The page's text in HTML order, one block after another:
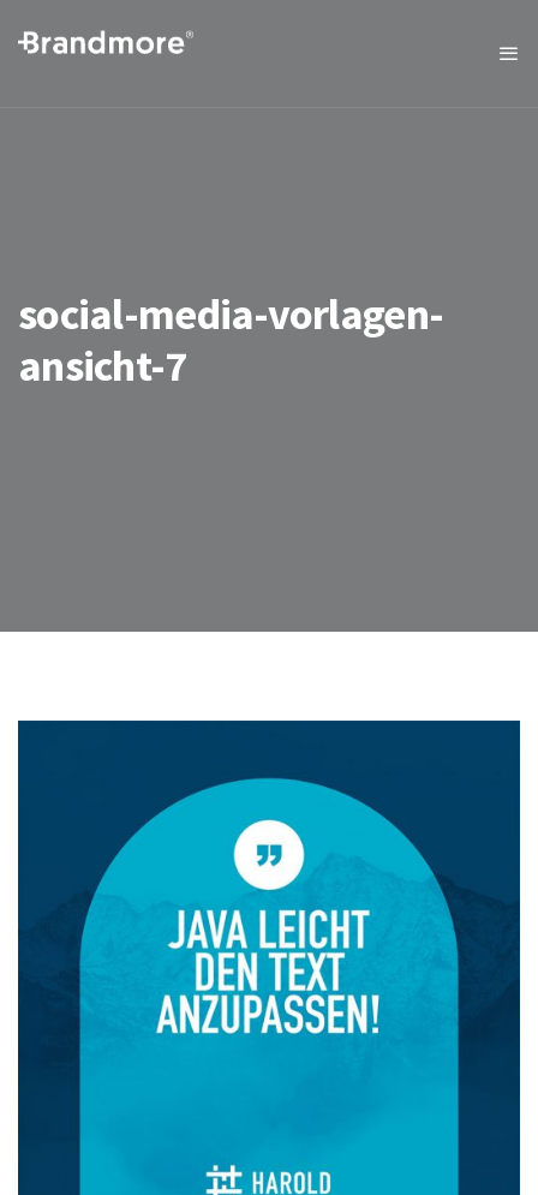
social-media-vorlagen-
ansicht-7